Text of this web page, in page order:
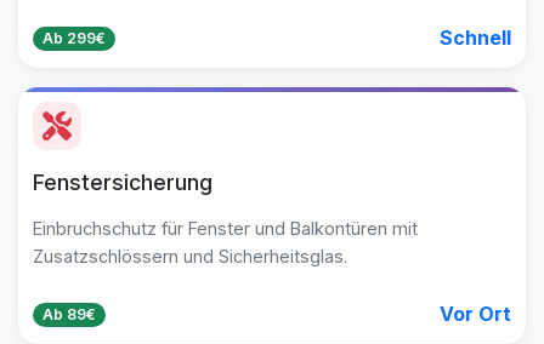
Ab 299€ Schnell
Fenstersicherung
Einbruchschutz für Fenster und Balkontüren mit
Zusatzschlössern und Sicherheitsglas.
Ab 89€ Vor Ort